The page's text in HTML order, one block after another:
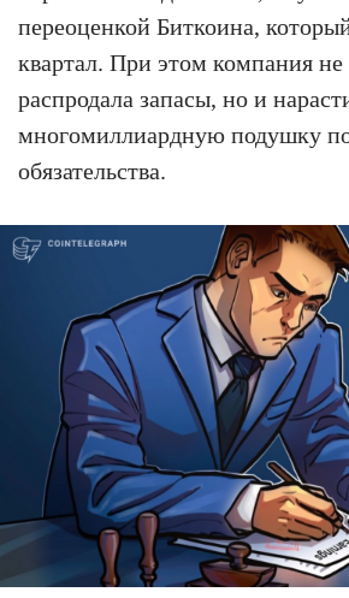
переоценкой Биткоина,
квартал. При этом компания не
распродала запасы, но и
многомиллиардную подушку
обязательства.